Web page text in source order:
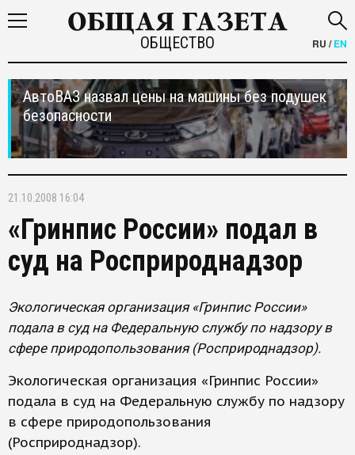
ОБЩЕСТВО RU /EN
АвтоВАЗ назвал цены на машины без подушек
безопасности
21.10.2008 16:04
«Гринпис России» подал в
суд на Росприроднадзор
Экологическая организация «Гринпис России»
подала в суд на Федеральную службу по надзору в
сфере природопользования (Росприроднадзор).
Экологическая организация «Гринпис России»
подала в суд на Федеральную службу по надзору
в сфере природопользования
(Росприроднадзор).